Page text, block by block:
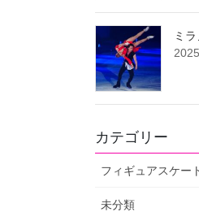
ミ
カテゴリー
フィギュアスケー
未分類